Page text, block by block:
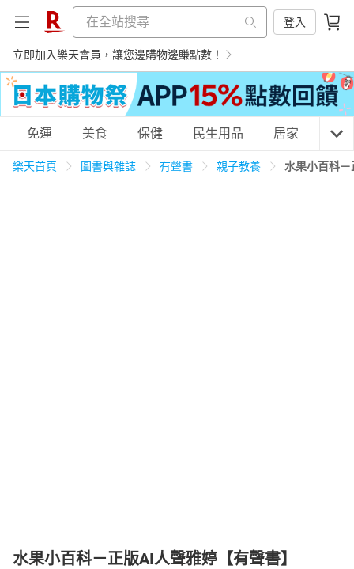
登入
立即加入樂天會員，讓您邊購物邊賺點數！
購物網分類
免運 美食 保健 民生用品 居家 3C
樂天首頁 圖書與雜誌 有聲書 親子教養 水果小百科
水果小百科－正版AI人聲雅婷【有聲書】